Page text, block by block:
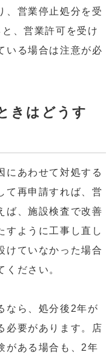
、営業停止処分を受
、営業許可を受け
いる場合は注意が必
きはどうす
にあわせて対処する
て再申請すれば、営
ば、施設検査で改善
すように工事し直し
けていなかった場合
ください。
なら、処分後2年が
必要があります。店
がある場合も、2年